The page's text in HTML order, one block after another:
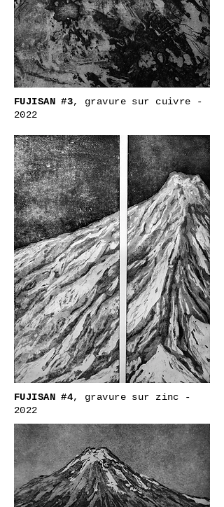
FUJISAN #3, gravure sur cuivre -
2022
FUJISAN #4, gravure sur zinc -
2022